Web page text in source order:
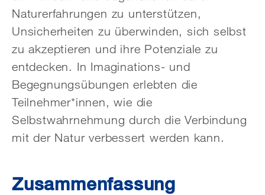
Naturerfahrungen zu unterstützen,
Unsicherheiten zu überwinden, sich selbst
zu akzeptieren und ihre Potenziale zu
entdecken. In Imaginations- und
Begegnungsübungen erlebten die
Teilnehmer*innen, wie die
Selbstwahrnehmung durch die Verbindung
mit der Natur verbessert werden kann.
Zusammenfassung